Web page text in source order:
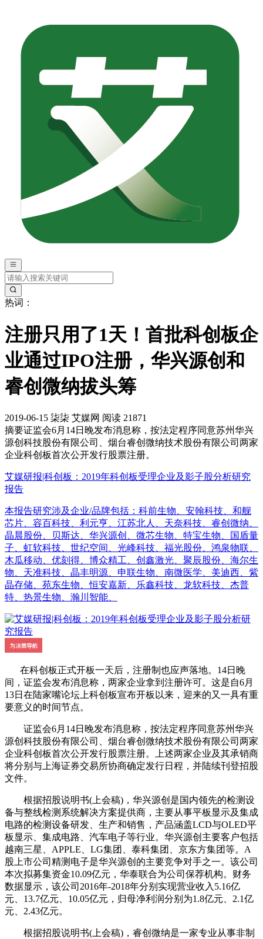
热词：
注册只用了1天！首批科创板企
业通过IPO注册，华兴源创和
睿创微纳拔头筹
2019-06-15 柒柒 艾媒网 阅读 21871
摘要证监会6月14日晚发布消息称，按法定程序同意苏州华兴
源创科技股份有限公司、烟台睿创微纳技术股份有限公司两家
企业科创板首次公开发行股票注册。
艾媒研报|科创板：2019年科创板受理企业及影子股分析研究
报告
本报告研究涉及企业/品牌包括：科前生物、安翰科技、和舰
芯片、容百科技、利元亨、江苏北人、天奈科技、睿创微纳、
晶晨股份、贝斯达、华兴源创、微芯生物、特宝生物、国盾量
子、虹软科技、世纪空间、光峰科技、福光股份、鸿泉物联、
木瓜移动、优刻得、博众精工、创鑫激光、聚辰股份、海尔生
物、天准科技、晶丰明源、申联生物、南微医学、美迪西、紫
晶存储、苑东生物、恒安嘉新、乐鑫科技、龙软科技、杰普
特、热景生物、瀚川智能、
在科创板正式开板一天后，注册制也应声落地。14日晚
间，证监会发布消息称，两家企业拿到注册许可。这是自6月
13日在陆家嘴论坛上科创板宣布开板以来，迎来的又一具有重
要意义的时间节点。
证监会6月14日晚发布消息称，按法定程序同意苏州华兴
源创科技股份有限公司、烟台睿创微纳技术股份有限公司两家
企业科创板首次公开发行股票注册。上述两家企业及其承销商
将分别与上海证券交易所协商确定发行日程，并陆续刊登招股
文件。
根据招股说明书(上会稿)，华兴源创是国内领先的检测设
备与整线检测系统解决方案提供商，主要从事平板显示及集成
电路的检测设备研发、生产和销售，产品涵盖LCD与OLED平
板显示、集成电路、汽车电子等行业。华兴源创主要客户包括
越南三星、APPLE、LG集团、泰科集团、京东方集团等。A
股上市公司精测电子是华兴源创的主要竞争对手之一。该公司
本次拟募集资金10.09亿元，华泰联合为公司保荐机构。财务
数据显示，该公司2016年-2018年分别实现营业收入5.16亿
元、13.7亿元、10.05亿元，归母净利润分别为1.8亿元、2.1亿
元、2.43亿元。
根据招股说明书(上会稿)，睿创微纳是一家专业从事非制